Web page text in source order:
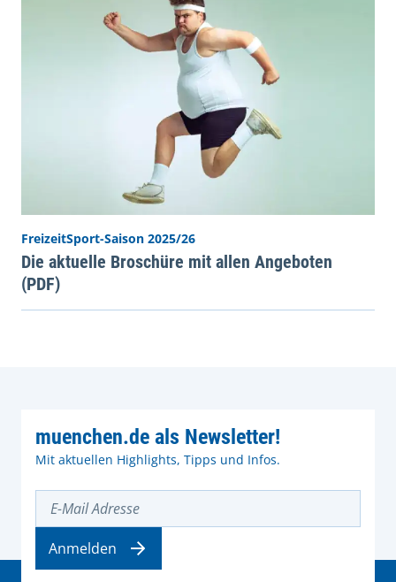
FreizeitSport-Saison 2025/26
Die aktuelle Broschüre mit allen Angeboten
(PDF)
muenchen.de als Newsletter!
Mit aktuellen Highlights, Tipps und Infos.
Anmelden